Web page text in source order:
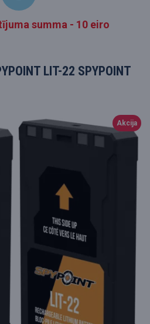
summa - 10 eiro
LIT-22 SPYPOINT
Akcija